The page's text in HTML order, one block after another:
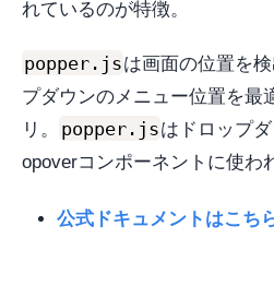
れているのが特徴。
popper.jsは画面の位置を
プダウンのメニュー位置を最
リ。
popper.jsはドロップ
opoverコンポーネントに使わ
公式ドキュメントはこち